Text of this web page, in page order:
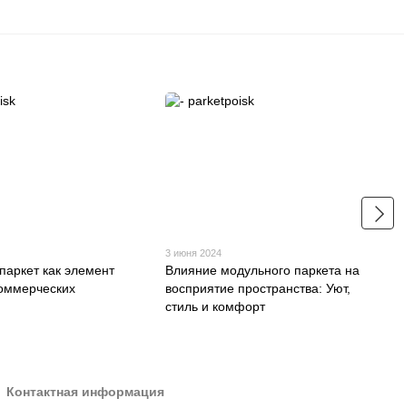
как элемент
3 июня 2024
Влияние модульного паркета на
восприятие пространства: Уют,
стиль и комфорт
Контактная информация